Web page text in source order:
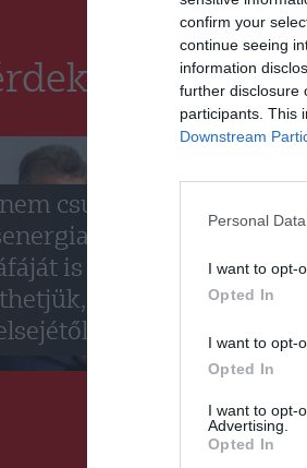
confirm your
continue seeing
information
further disclosure
participants. This
Downstream
Personal
I want to opt-
Opted In
I want to opt-
Opted In
I want to opt-
Advertising.
Opted In
csupán a
hanem a
is
és már